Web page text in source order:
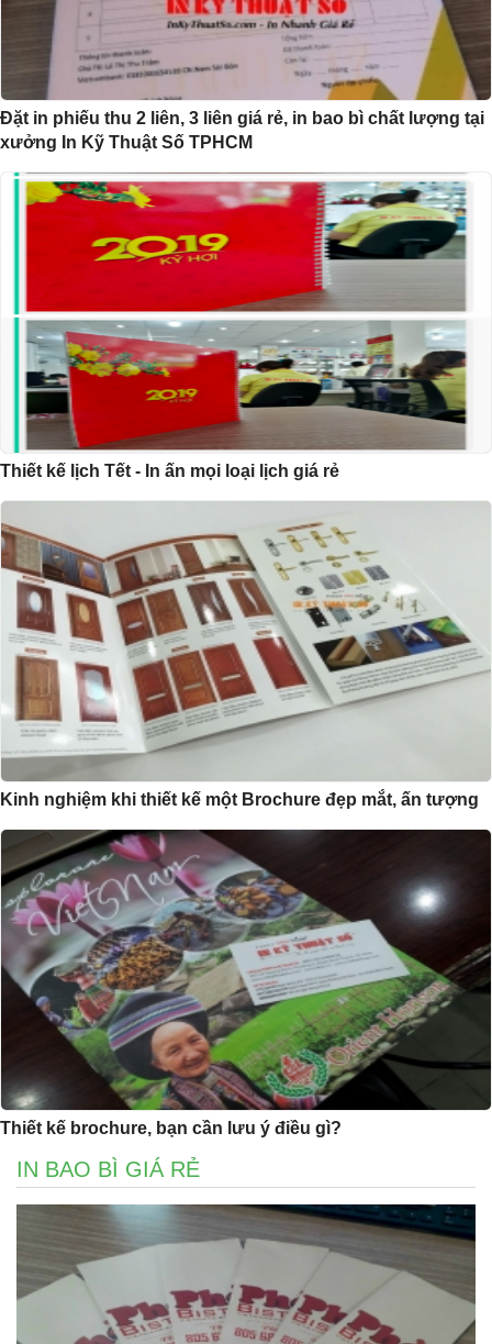
Đặt in phiếu thu 2 liên, 3 liên giá rẻ, in bao bì chất lượng tại
xưởng In Kỹ Thuật Số TPHCM
Thiết kế lịch Tết - In ấn mọi loại lịch giá rẻ
Kinh nghiệm khi thiết kế một Brochure đẹp mắt, ấn tượng
Thiết kế brochure, bạn cần lưu ý điều gì?
IN BAO BÌ GIÁ RẺ